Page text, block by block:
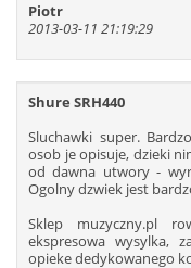
Piotr
2013-03-11 21:19:29
Shure SRH440
Sluchawki super.
osob je opisuje, dzieki
od dawna utwory -
Ogolny dzwiek jest
Sklep muzyczny.pl
ekspresowa wysylka,
opieke dedykowanego